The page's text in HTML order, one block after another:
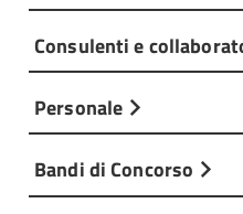
Consulenti e
Personale
Bandi di Concorso